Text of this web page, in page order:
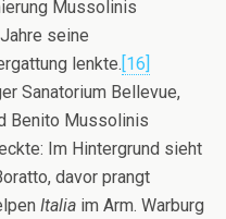
Mussolinis
seine
lenkte.[16]
Sanatorium Bellevue,
Benito Mussolinis
Im Hintergrund sieht
davor prangt
Italia im Arm. Warburg